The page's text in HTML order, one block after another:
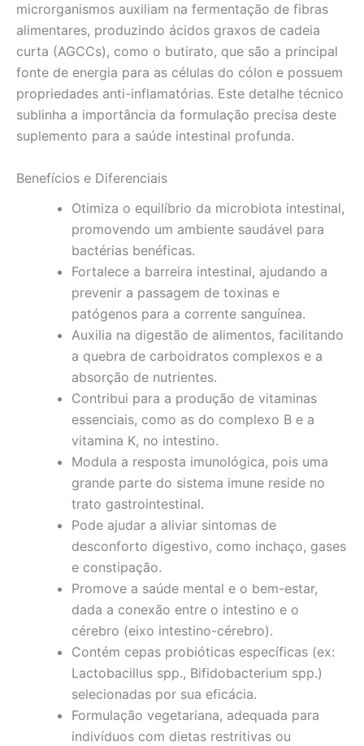
microrganismos auxiliam na fermentação de fibras
alimentares, produzindo ácidos graxos de cadeia
curta (AGCCs), como o butirato, que são a principal
fonte de energia para as células do cólon e possuem
propriedades anti-inflamatórias. Este detalhe técnico
sublinha a importância da formulação precisa deste
suplemento para a saúde intestinal profunda.
Benefícios e Diferenciais
Otimiza o equilíbrio da microbiota intestinal,
promovendo um ambiente saudável para
bactérias benéficas.
Fortalece a barreira intestinal, ajudando a
prevenir a passagem de toxinas e
patógenos para a corrente sanguínea.
Auxilia na digestão de alimentos, facilitando
a quebra de carboidratos complexos e a
absorção de nutrientes.
Contribui para a produção de vitaminas
essenciais, como as do complexo B e a
vitamina K, no intestino.
Modula a resposta imunológica, pois uma
grande parte do sistema imune reside no
trato gastrointestinal.
Pode ajudar a aliviar sintomas de
desconforto digestivo, como inchaço, gases
e constipação.
Promove a saúde mental e o bem-estar,
dada a conexão entre o intestino e o
cérebro (eixo intestino-cérebro).
Contém cepas probióticas específicas (ex:
Lactobacillus spp., Bifidobacterium spp.)
selecionadas por sua eficácia.
Formulação vegetariana, adequada para
indivíduos com dietas restritivas ou